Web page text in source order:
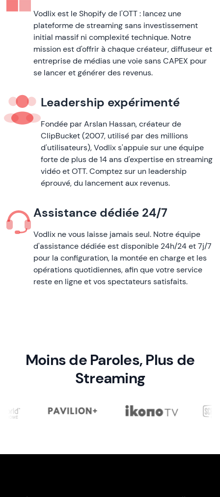
Vodlix est le Shopify de l'OTT : lancez une
plateforme de streaming sans investissement
initial massif ni complexité technique. Notre
mission est d'offrir à chaque créateur, diffuseur et
entreprise de médias une voie sans CAPEX pour
se lancer et générer des revenus.
Leadership expérimenté
Fondée par Arslan Hassan, créateur de
ClipBucket (2007, utilisé par des millions
d'utilisateurs), Vodlix s'appuie sur une équipe
forte de plus de 14 ans d'expertise en streaming
vidéo et OTT. Comptez sur un leadership
éprouvé, du lancement aux revenus.
Assistance dédiée 24/7
Vodlix ne vous laisse jamais seul. Notre équipe
d'assistance dédiée est disponible 24h/24 et 7j/7
pour la configuration, la montée en charge et les
opérations quotidiennes, afin que votre service
reste en ligne et vos spectateurs satisfaits.
Moins de Paroles, Plus de
Streaming